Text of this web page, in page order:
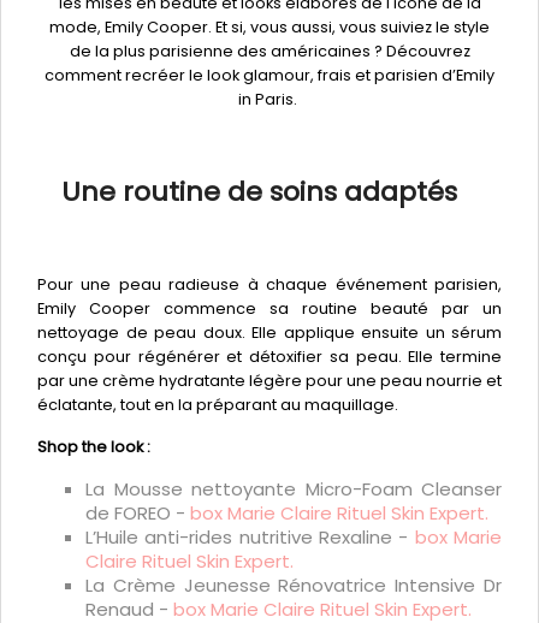
mode, Emily Cooper. Et si, vous aussi, vous suiviez le style
de la plus parisienne des américaines ? Découvrez
comment recréer le look glamour, frais et parisien d’Emily
in Paris.
Une routine de soins adaptés
Pour une peau radieuse à chaque événement parisien,
Emily Cooper commence sa routine beauté par un
nettoyage de peau doux. Elle applique ensuite un sérum
conçu pour régénérer et détoxifier sa peau. Elle termine
par une crème hydratante légère pour une peau nourrie et
éclatante, tout en la préparant au maquillage.
Shop the look :
La Mousse nettoyante Micro-Foam Cleanser
de FOREO - box Marie Claire Rituel Skin Expert.
L’Huile anti-rides nutritive Rexaline - box Marie
Claire Rituel Skin Expert.
La Crème Jeunesse Rénovatrice Intensive Dr
Renaud - box Marie Claire Rituel Skin Expert.